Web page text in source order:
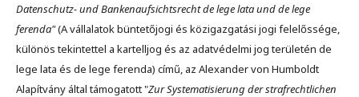
Datenschutz- und Bankenaufsichtsrecht de lege lata und de lege
ferenda"(A vállalatok büntetőjogi és közigazgatási jogi felelőssége,
különös tekintettel a kartelljog és az adatvédelmi jog területén de
lege lata és de lege ferenda) című, az Alexander von Humboldt
Alapítvány által támogatott "Zur Systematisierung der strafrechtlichen